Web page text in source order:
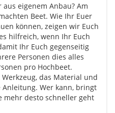
eigenem Anbau? Am
Beet. Wie Ihr Euer
können, zeigen wir Euch
hilfreich, wenn Ihr Euch
Ihr Euch gegenseitig
Personen dies alles
pro Hochbeet.
das Material und
Wer kann, bringt
mehr desto schneller geht